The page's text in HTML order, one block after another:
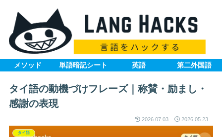
メソッド 単語暗記シート 英語 第二外国語
タイ語の動機づけフレーズ｜称賛・励まし・
感謝の表現
2026.07.03 2026.05.23
タイ語